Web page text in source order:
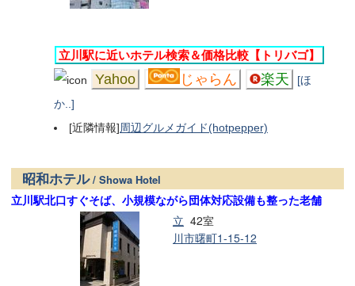
立川駅に近いホテル検索＆価格比較【トリバゴ】
Yahoo じゃらん 楽天
[ほ
か..]
[近隣情報]周辺グルメガイド(hotpepper)
昭和ホテル/ Showa Hotel
立川駅北口すぐそば、小規模ながら団体対応設備も整った老舗
42室
立
川市曙町1-15-12